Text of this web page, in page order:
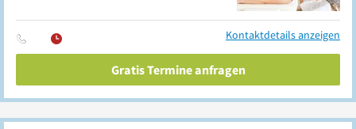
Kontaktdetails anzeigen
Gratis Termine anfragen